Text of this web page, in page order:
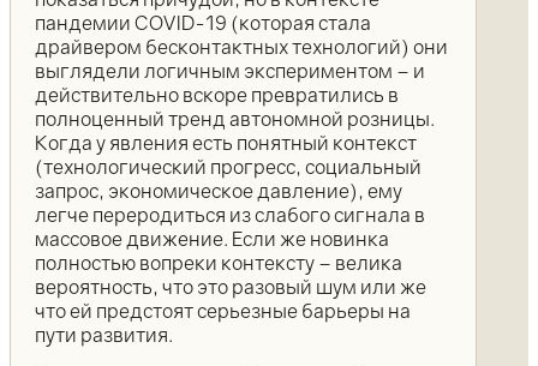
пандемии COVID-19 (которая стала
драйвером бесконтактных технологий) они
выглядели логичным экспериментом – и
действительно вскоре превратились в
полноценный тренд автономной розницы.
Когда у явления есть понятный контекст
(технологический прогресс, социальный
запрос, экономическое давление), ему
легче переродиться из слабого сигнала в
массовое движение. Если же новинка
полностью вопреки контексту – велика
вероятность, что это разовый шум или же
что ей предстоят серьезные барьеры на
пути развития.